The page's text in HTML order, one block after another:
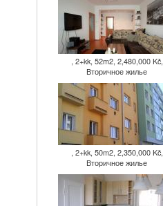
, 2+kk, 52m2, 2,480,000 Kč,
Вторичное жилье
, 2+kk, 50m2, 2,350,000 Kč,
Вторичное жилье